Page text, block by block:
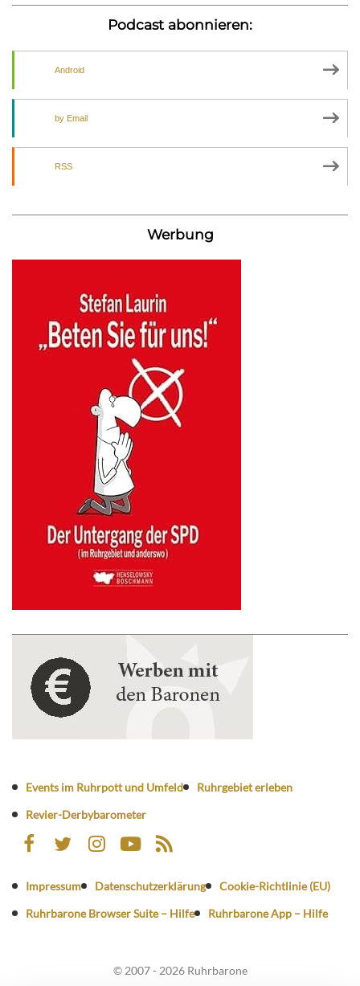
Podcast abonnieren:
Android
by Email
RSS
Werbung
Events im Ruhrpott und Umfeld
Ruhrgebiet erleben
Revier-Derbybarometer
Impressum Datenschutzerklärung
Cookie-Richtlinie (EU)
Ruhrbarone Browser Suite – Hilfe
Ruhrbarone App – Hilfe
© 2007 - 2026 Ruhrbarone